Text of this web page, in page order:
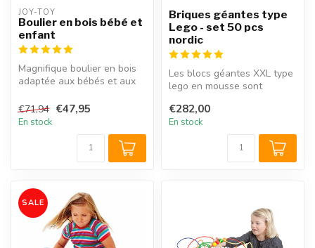
JOY-TOY
Boulier en bois bébé et
enfant
Magnifique boulier en bois
adaptée aux bébés et aux
Av...
€71,94 €47,95
En stock
Briques géantes type
Lego - set 50 pcs
nordic
Les blocs géantes XXL type
lego en mousse sont
grandes briq...
€282,00
En stock
SALE